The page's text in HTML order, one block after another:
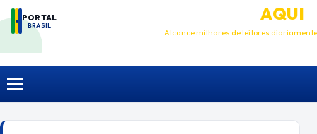
PORTAL
BRASIL
ANUNCIEAQUI
Alcance milhares de leitores diariamente
Menu